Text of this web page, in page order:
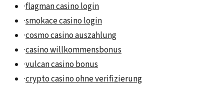
·flagman casino login
·smokace casino login
·cosmo casino auszahlung
·casino willkommensbonus
·vulcan casino bonus
·crypto casino ohne verifizierung